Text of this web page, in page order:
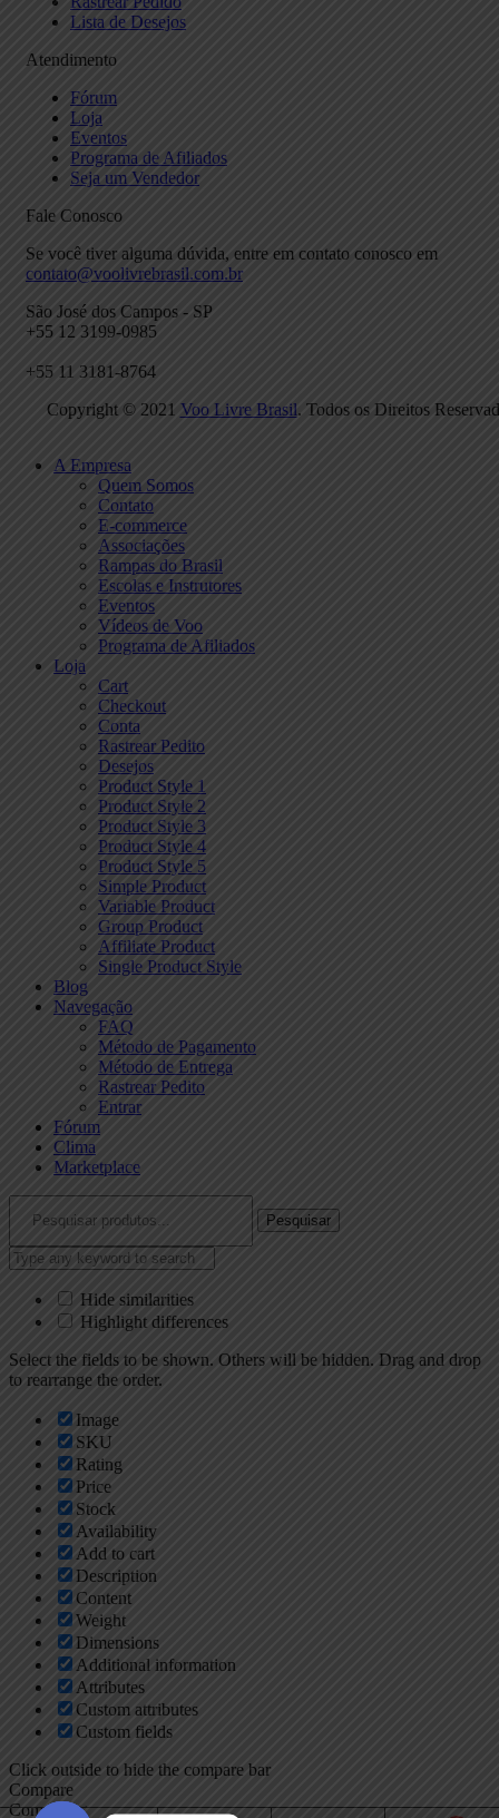
Lista de Desejos
Atendimento
Fórum
Loja
Eventos
Programa de Afiliados
Seja um Vendedor
Fale Conosco
Se você tiver alguma dúvida, entre em contato conosco em
contato@voolivrebrasil.com.br
São José dos Campos - SP
+55 12 3199-0985
+55 11 3181-8764
Copyright © 2021 Voo Livre Brasil. Todos os Direitos
A Empresa
Quem Somos
Contato
E-commerce
Associações
Rampas do Brasil
Escolas e Instrutores
Eventos
Vídeos de Voo
Programa de Afiliados
Loja
Cart
Checkout
Conta
Rastrear Pedito
Desejos
Product Style 1
Product Style 2
Product Style 3
Product Style 4
Product Style 5
Simple Product
Variable Product
Group Product
Affiliate Product
Single Product Style
Blog
Navegação
FAQ
Método de Pagamento
Método de Entrega
Rastrear Pedito
Entrar
Fórum
Clima
Marketplace
Pesquisar
Hide similarities
Highlight differences
Select the fields to be shown. Others will be hidden. Drag and drop
to rearrange the order.
Image
SKU
Rating
Price
Stock
Availability
Add to cart
Description
Content
Weight
Dimensions
Additional information
Attributes
Custom attributes
Custom fields
Click outside to hide the compare bar
Compare
Compare ×